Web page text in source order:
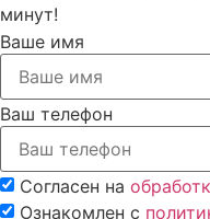
минут!
Ваше имя
Ваш телефон
Согласен на
Ознакомлен с